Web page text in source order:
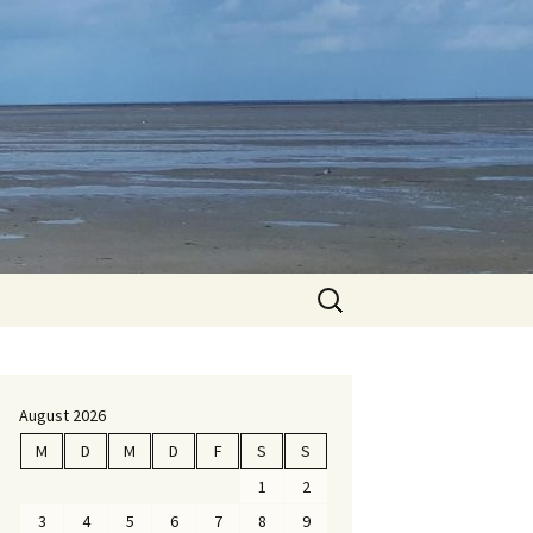
Suche
nach:
August 2026
M
D M D F S
S
1
2
3
4 5 6 7 8
9